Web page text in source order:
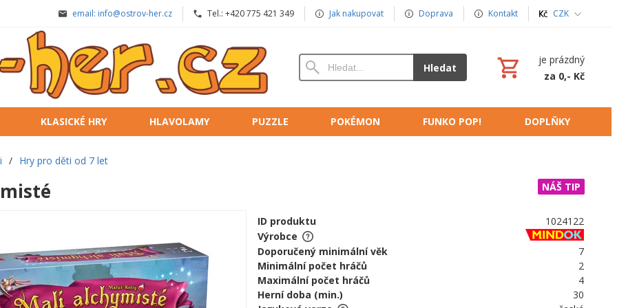
email: info@ostrov-her.cz Tel.: +420 775 421 349 Jak nakupovat Doprava Kontakt CZK
Hledat
je prázdný
za 0,- Kč
KLASICKÉ HRY HLAVOLAMY PUZZLE POKÉMON FUNKO POP! DOPLŇKY
/ Hry pro děti od 7 let
NÁŠ TIP
ID produktu
1024122
Výrobce
Doporučený minimální věk
7
Minimální počet hráčů
2
Maximální počet hráčů
4
Herní doba (min.)
30